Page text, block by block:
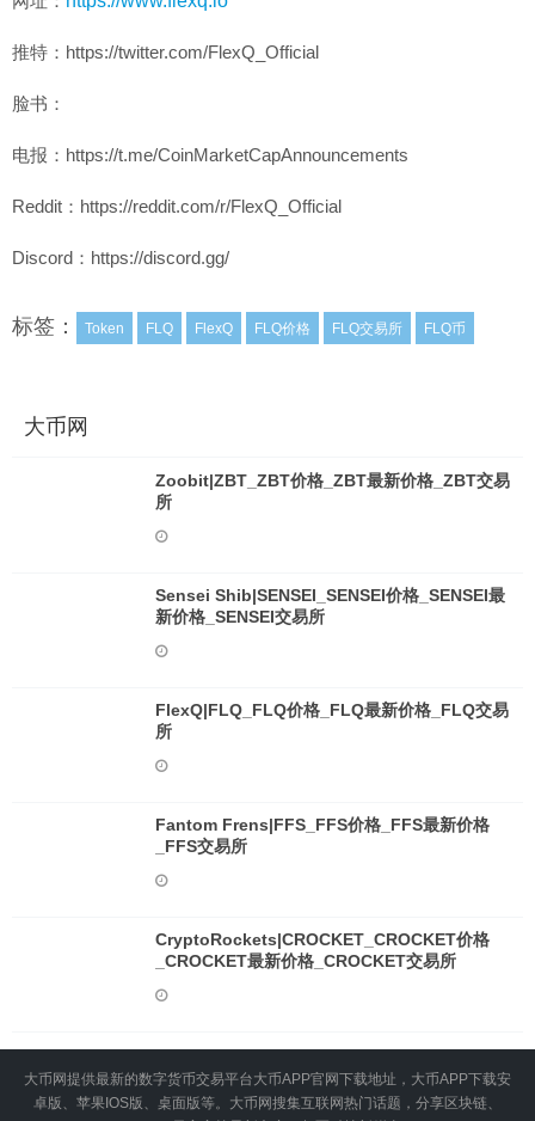
推特：https://twitter.com/FlexQ_Official
脸书：
电报：https://t.me/CoinMarketCapAnnouncements
Reddit：https://reddit.com/r/FlexQ_Official
Discord：https://discord.gg/
标签： Token FLQ FlexQ FLQ价格 FLQ交易所 FLQ币
大币网
Zoobit|ZBT_ZBT价格_ZBT最新价格_ZBT交易
所
Sensei Shib|SENSEI_SENSEI价格_SENSEI最
新价格_SENSEI交易所
FlexQ|FLQ_FLQ价格_FLQ最新价格_FLQ交易
所
Fantom Frens|FFS_FFS价格_FFS最新价格
_FFS交易所
CryptoRockets|CROCKET_CROCKET价格
_CROCKET最新价格_CROCKET交易所
大币网提供最新的数字货币交易平台大币APP官网下载地址，大币APP下载安
卓版、苹果IOS版、桌面版等。大币网搜集互联网热门话题，分享区块链、